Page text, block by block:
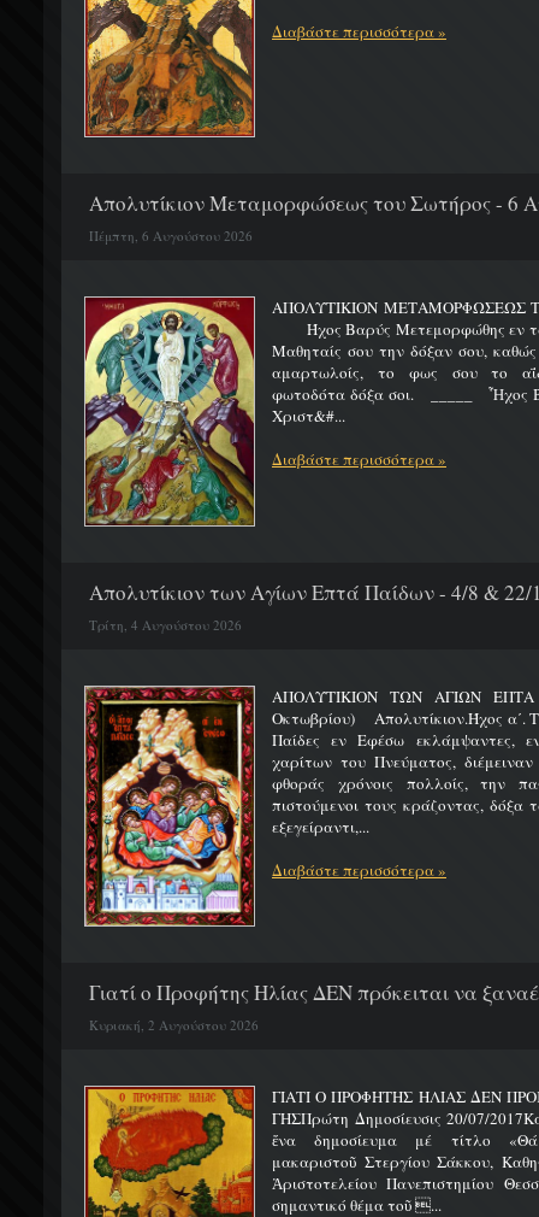
Διαβάστε περισσότερα »
Απολυτίκιον Μεταμορφώσεως του Σωτήρος - 6
Πέμπτη, 6 Αυγούστου 2026
ΑΠΟΛΥΤΙΚΙΟΝ
Ήχος Βαρύς Μετεμορφώθης εν τω
Μαθηταίς σου την δόξαν σου,
αμαρτωλοίς, το φως σου το
φωτοδότα δόξα σοι. _____ Ἦχος
Χριστ&#...
Διαβάστε περισσότερα »
Απολυτίκιον των Αγίων Επτά Παίδων - 4/8 & 22/
Τρίτη, 4 Αυγούστου 2026
ΑΠΟΛΥΤΙΚΙΟΝ ΤΩΝ ΑΓΙΩΝ ΕΠΤΑ
Οκτωβρίου) Απολυτίκιον.Ήχος α΄.
Παίδες εν Εφέσω εκλάμψαντες,
χαρίτων του Πνεύματος,
φθοράς χρόνοις πολλοίς, την
πιστούμενοι τους κράζοντας,
εξεγείραντι,...
Διαβάστε περισσότερα »
Γιατί ο Προφήτης Ηλίας ΔΕΝ πρόκειται να
Κυριακή, 2 Αυγούστου 2026
ΓΙΑΤΙ Ο ΠΡΟΦΗΤΗΣ ΗΛΙΑΣ ΔΕΝ
ΓΗΣΠρώτη Δημοσίευσις 20/07/
ἕνα δημοσίευμα μέ τίτλο
μακαριστοῦ Στεργίου Σάκκου,
Ἀριστοτελείου Πανεπιστημίου
σημαντικό θέμα τοῦ ...